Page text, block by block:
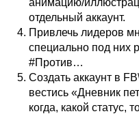
анимацию/
отдельный аккаунт.
Привлечь лидеров
специально под них
#Против…
Создать аккаунт в
вестись «Дневник
когда, какой статус,